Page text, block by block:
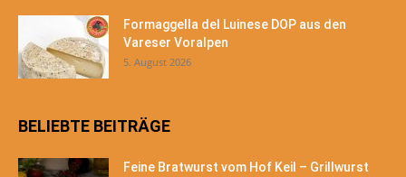
Formaggella del Luinese DOP aus den
Vareser Voralpen
5. August 2026
BELIEBTE BEITRÄGE
Feine Bratwurst vom Hof Keil – Grillwurst